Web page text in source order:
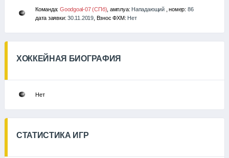
Команда:Goodgoal-07 (СПб) , амплуа: Нападающий, номер: 86
дата заявки:30.11.2019, Взнос ФХМ: Нет
ХОККЕЙНАЯ БИОГРАФИЯ
Нет
СТАТИСТИКА ИГР